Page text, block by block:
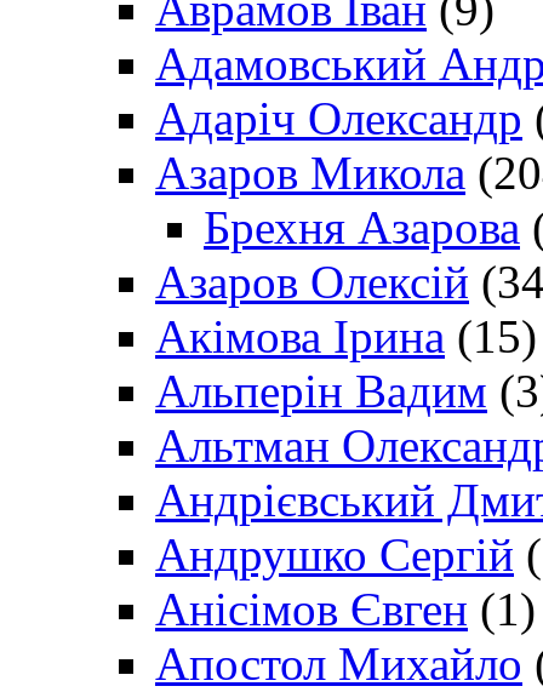
Адамовський
Адаріч Олександр
Азаров Микола
Брехня Азарова
Азаров Олексій
Акімова Ірина (15)
Альперін Вадим
Альтман
Андрієвський
Андрушко Сергій
Анісімов Євген (1)
Апостол Михайло